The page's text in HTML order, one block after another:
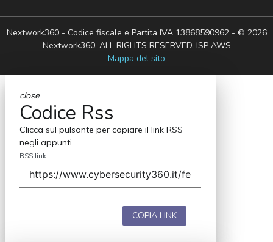
Nextwork360 - Codice fiscale e Partita IVA 13868590962 - © 2026
Nextwork360. ALL RIGHTS RESERVED. ISP AWS
Mappa del sito
close
Codice Rss
Clicca sul pulsante per copiare il link RSS
negli appunti.
RSS link
COPIA LINK